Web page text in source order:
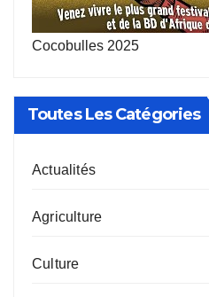
Cocobulles 2025
Toutes Les Catégories
Actualités
Agriculture
Culture